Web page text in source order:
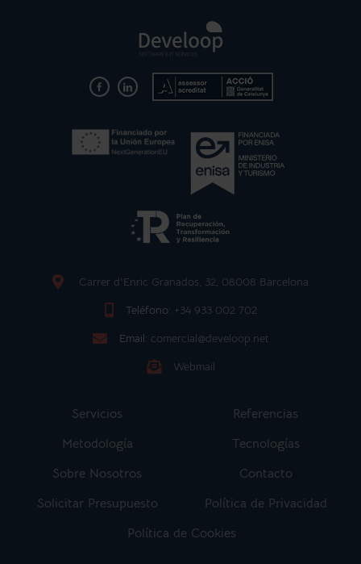
Carrer d'Enric Granados, 32, 08008 Barcelona
Teléfono: +34 933 002 702
Email: comercial@develoop.net
Webmail
Servicios
Referencias
Metodología
Tecnologías
Sobre Nosotros
Contacto
Solicitar Presupuesto
Política de Privacidad
Política de Cookies